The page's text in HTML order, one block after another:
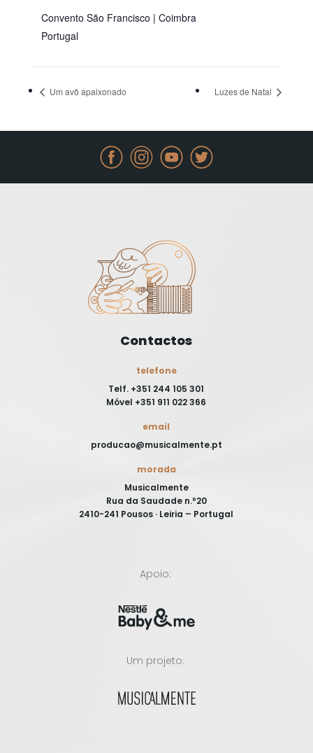
Convento São Francisco | Coimbra
Portugal
Um avô apaixonado Luzes de Natal
Contactos
telefone
Telf. +351 244 105 301
Móvel +351 911 022 366
email
producao@musicalmente.pt
morada
Musicalmente
Rua da Saudade n.º20
2410-241 Pousos · Leiria – Portugal
Apoio:
Um projeto: